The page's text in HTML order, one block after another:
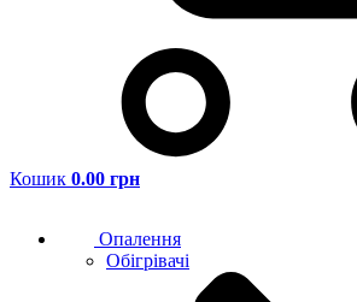
Кошик 0.00 грн
Опалення
Обігрівачі